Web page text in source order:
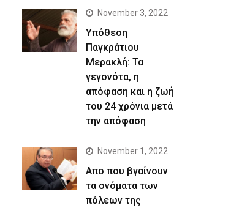
November 3, 2022
Yπόθεση
Παγκράτιου
Μερακλή: Τα
γεγονότα, η
απόφαση και η ζωή
του 24 χρόνια μετά
την απόφαση
November 1, 2022
Απο που βγαίνουν
τα ονόματα των
πόλεων της